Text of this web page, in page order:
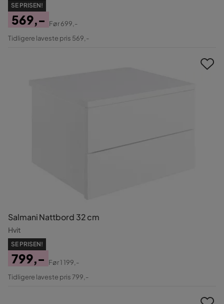
SE PRISEN!
Pris
569,-
Original
Før699,-
Tidligere laveste pris 569,-
Salmani Nattbord 32 cm
Hvit
SE PRISEN!
Pris
799,-
Original
Før1 199,-
Tidligere laveste pris 799,-